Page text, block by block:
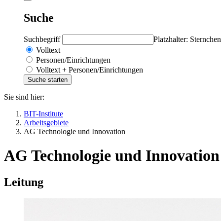
Suche
Suchbegriff
Platzhalter:
Volltext
Personen/Einrichtungen
Volltext + Personen/Einrichtungen
Sie sind hier:
BIT-Institute
Arbeitsgebiete
AG Technologie und Innovation
AG Technologie und Innovation
Leitung